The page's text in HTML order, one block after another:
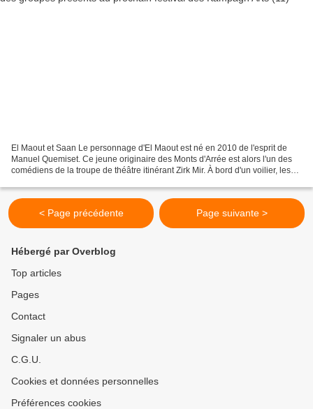
El Maout et Saan Le personnage d'El Maout est né en 2010 de l'esprit de
Manuel Quemiset. Ce jeune originaire des Monts d'Arrée est alors l'un des
comédiens de la troupe de théâtre itinérant Zirk Mir. À bord d'un voilier, les
< Page précédente Page suivante >
Hébergé par Overblog
Top articles
Pages
Contact
Signaler un abus
C.G.U.
Cookies et données personnelles
Préférences cookies